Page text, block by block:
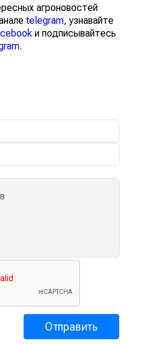
агроновостей
telegram, узнавайте
и подписывайтесь
.